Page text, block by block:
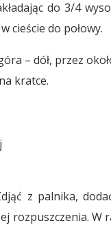
do 3/4
cieście do połowy.
– dół, przez
kratce.
z palnika,
rozpuszczenia.